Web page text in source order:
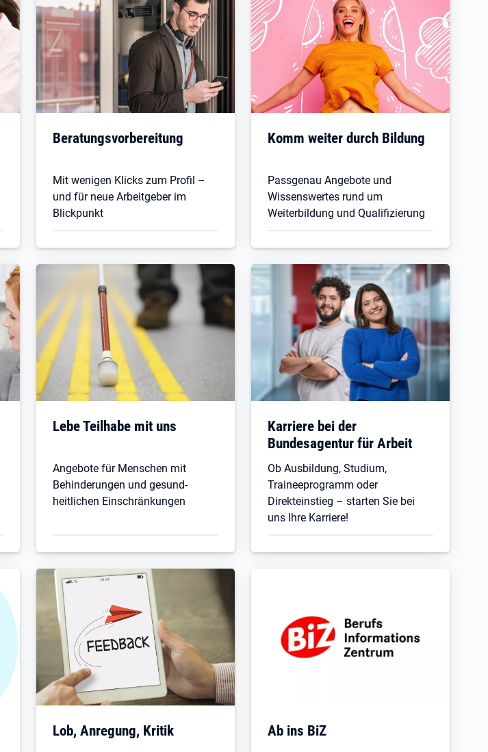
Beratungsvorbereitung
Mit wenigen Klicks zum Profil –
und für neue Arbeitgeber im
Blickpunkt
Komm weiter durch Bildung
Passgenau Angebote und
Wissenswertes rund um
Weiterbildung und Qualifizierung
Lebe Teilhabe mit uns
Angebote für Menschen mit
Behinderungen und gesund-
heitlichen Einschränkungen
Karriere bei der
Bundesagentur für Arbeit
Ob Ausbildung, Studium,
Traineeprogramm oder
Direkteinstieg – starten Sie bei
uns Ihre Karriere!
Lob, Anregung, Kritik Ab ins BiZ